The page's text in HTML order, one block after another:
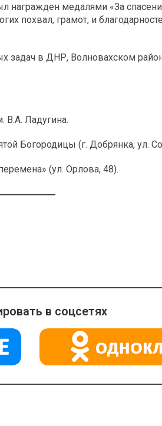
награжден медалями «За
похвал, грамот, и
задач в ДНР, Волновахском
В.А. Ладугина.
Богородицы (г. Добрянка, ул.
(ул. Орлова, 48).
в соцсетях